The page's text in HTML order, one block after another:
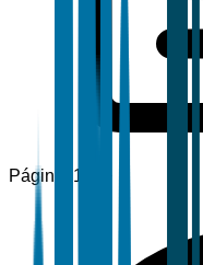
Páginas 120+